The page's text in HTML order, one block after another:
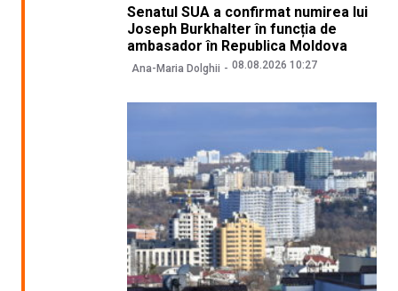
Senatul SUA a confirmat numirea lui
Joseph Burkhalter în funcția de
ambasador în Republica Moldova
Ana-Maria Dolghii 08.08.2026 10:27